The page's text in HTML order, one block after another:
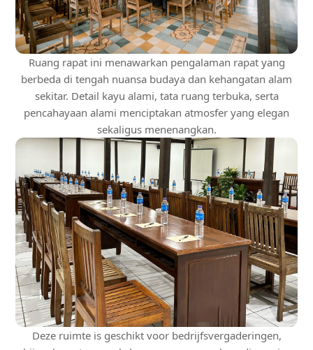
Ruang rapat ini menawarkan pengalaman rapat yang
berbeda di tengah nuansa budaya dan kehangatan alam
sekitar. Detail kayu alami, tata ruang terbuka, serta
pencahayaan alami menciptakan atmosfer yang elegan
sekaligus menenangkan.
Deze ruimte is geschikt voor bedrijfsvergaderingen,